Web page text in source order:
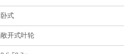
卧式
敞开式叶轮